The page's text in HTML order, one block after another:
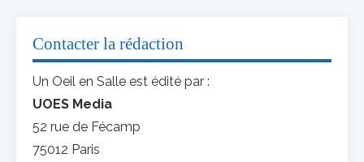
Contacter la rédaction
Un Oeil en Salle est édité par :
UOES Media
52 rue de Fécamp
75012 Paris